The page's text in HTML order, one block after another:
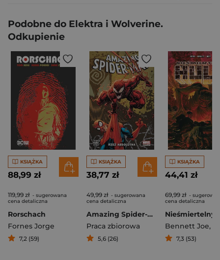
Podobne do Elektra i Wolverine.
Odkupienie
KSIĄŻKA
88,99 zł
119,99 zł - sugerowana
cena detaliczna
Rorschach
Fornes Jorge
7,2 (59)
KSIĄŻKA
38,77 zł
49,99 zł - sugerowana
cena detaliczna
Amazing Spider-Man. Rzeź absolutna. Tom 6
Praca zbiorowa
5,6 (26)
KSIĄŻKA
44,41 zł
69,99 zł -
cena detaliczna
Bennett Joe,
7,3 (53)